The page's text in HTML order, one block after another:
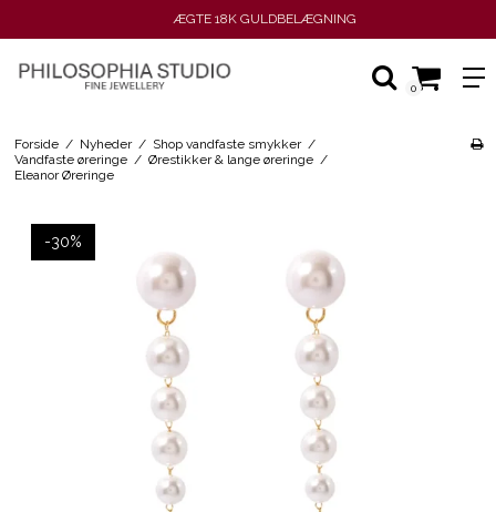
ÆGTE 18K GULDBELÆGNING
0
Forside / Nyheder / Shop vandfaste smykker /
Vandfaste øreringe / Ørestikker & lange øreringe /
Eleanor Øreringe
-30%